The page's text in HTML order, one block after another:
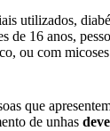
utilizados,
de 16 anos,
ou com
que
de unhas